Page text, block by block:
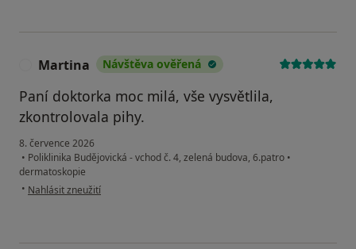
Martina Návštěva ověřená
Paní doktorka moc milá, vše vysvětlila,
zkontrolovala pihy.
8. července 2026
• Poliklinika Budějovická - vchod č. 4, zelená budova, 6.patro •
dermatoskopie
• podle názoru uživatele Martina
Nahlásit zneužití